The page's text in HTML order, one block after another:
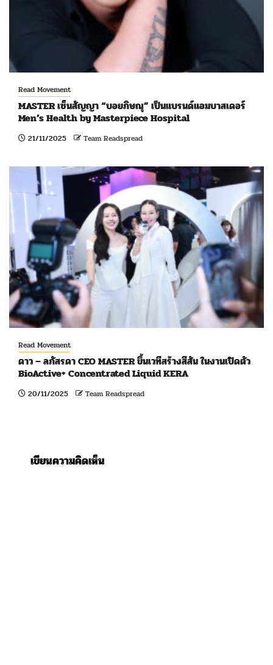
Read Movement
MASTER เซ็นสัญญา “บอยภิษณุ” เป็นแบรนด์แอมบาสเดอร์
Men’s Health by Masterpiece Hospital
21/11/2025 Team Readspread
Read Movement
ดาว – ลภัสรดา CEO MASTER ขึ้นเวทีสร้างสีสัน ในงานเปิดตัว
BioActive+ Concentrated Liquid KERA
20/11/2025 Team Readspread
เขียนความคิดเห็น